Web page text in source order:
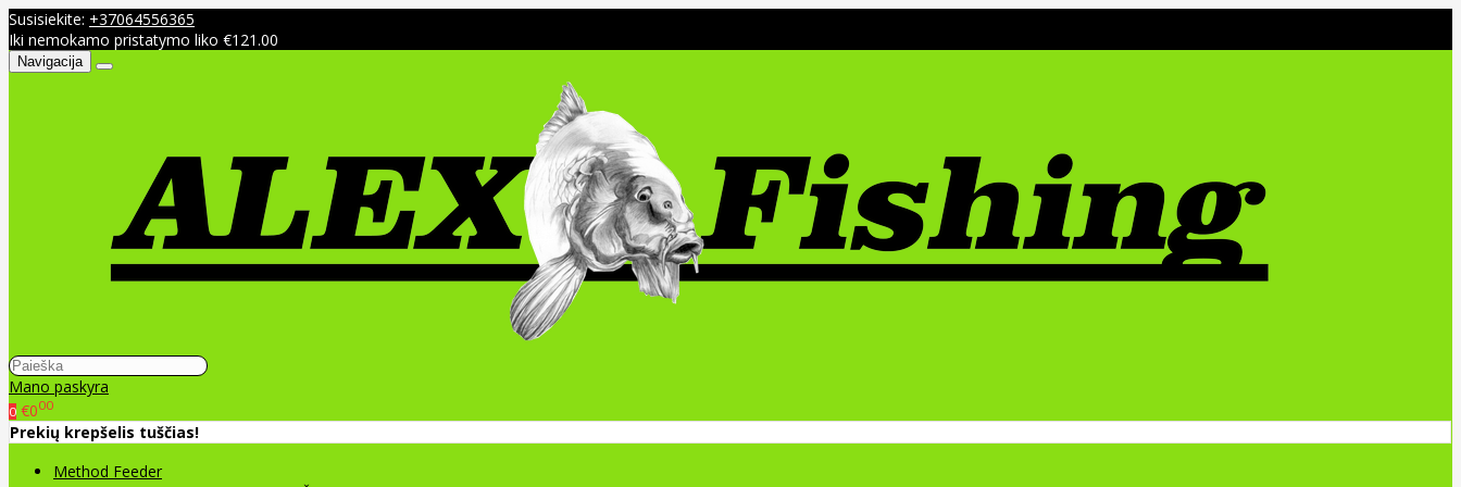
Susisiekite: +37064556365
Iki nemokamo pristatymo liko €121.00
Navigacija
Mano paskyra
0 €000
Prekių krepšelis tuščias!
Method Feeder